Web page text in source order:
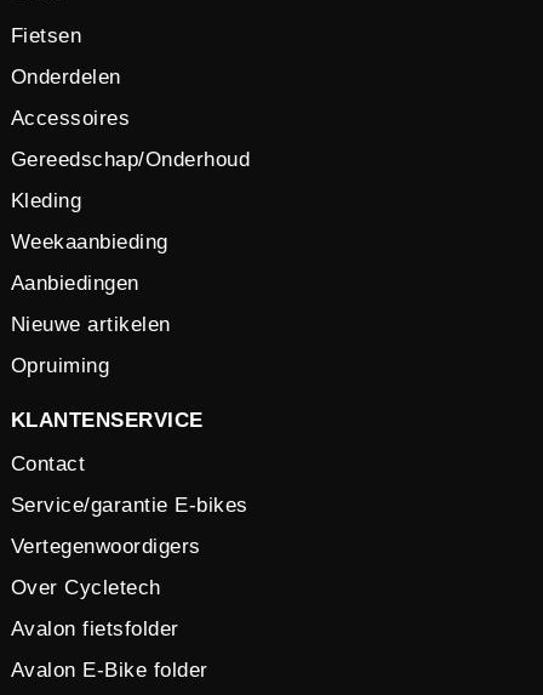
Fietsen
Onderdelen
Accessoires
Gereedschap/Onderhoud
Kleding
Weekaanbieding
Aanbiedingen
Nieuwe artikelen
Opruiming
KLANTENSERVICE
Contact
Service/garantie E-bikes
Vertegenwoordigers
Over Cycletech
Avalon fietsfolder
Avalon E-Bike folder